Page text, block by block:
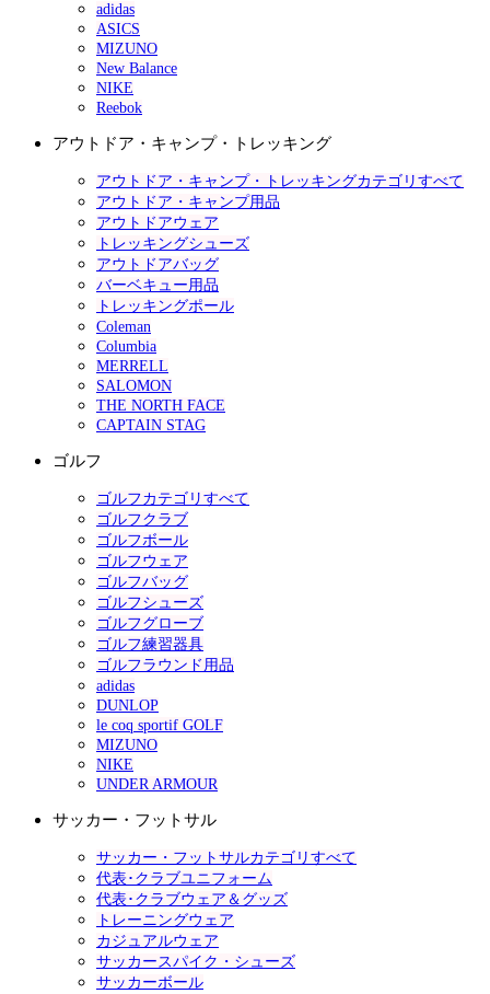
adidas
ASICS
MIZUNO
New Balance
NIKE
Reebok
アウトドア・キャンプ・トレッキング
アウトドア・キャンプ・トレッキングカテゴリすべて
アウトドア・キャンプ用品
アウトドアウェア
トレッキングシューズ
アウトドアバッグ
バーベキュー用品
トレッキングポール
Coleman
Columbia
MERRELL
SALOMON
THE NORTH FACE
CAPTAIN STAG
ゴルフ
ゴルフカテゴリすべて
ゴルフクラブ
ゴルフボール
ゴルフウェア
ゴルフバッグ
ゴルフシューズ
ゴルフグローブ
ゴルフ練習器具
ゴルフラウンド用品
adidas
DUNLOP
le coq sportif GOLF
MIZUNO
NIKE
UNDER ARMOUR
サッカー・フットサル
サッカー・フットサルカテゴリすべて
代表･クラブユニフォーム
代表･クラブウェア＆グッズ
トレーニングウェア
カジュアルウェア
サッカースパイク・シューズ
サッカーボール